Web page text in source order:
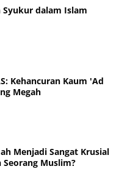
Syukur dalam Islam
Kehancuran Kaum 'Ad
Megah
Menjadi Sangat Krusial
Muslim?